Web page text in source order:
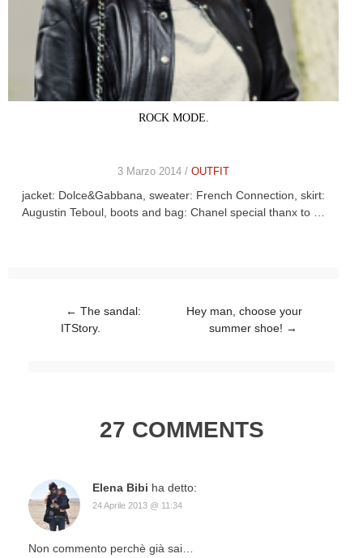
ROCK MODE.
3 Marzo 2014 / OUTFIT
jacket: Dolce&Gabbana, sweater: French Connection, skirt:
Augustin Teboul, boots and bag: Chanel special thanx to …
Post navigation
← The sandal:
ITStory.
Hey man, choose your
summer shoe! →
27 COMMENTS
Elena Bibi ha detto:
24 Aprile 2013 @ 11:34
Non commento perchè già sai…